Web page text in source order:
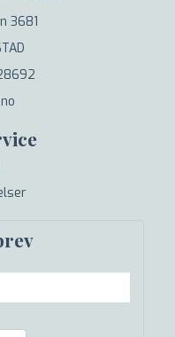
3681